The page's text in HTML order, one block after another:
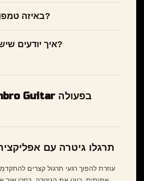
באיזה טמפו להשתמש?
איך יודעים שיש התקדמות?
ראו את Timbro Guitar בפעולה
תרגלו גיטרה עם